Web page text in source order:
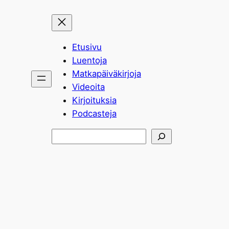
Etusivu
Luentoja
Matkapäiväkirjoja
Videoita
Kirjoituksia
Podcasteja